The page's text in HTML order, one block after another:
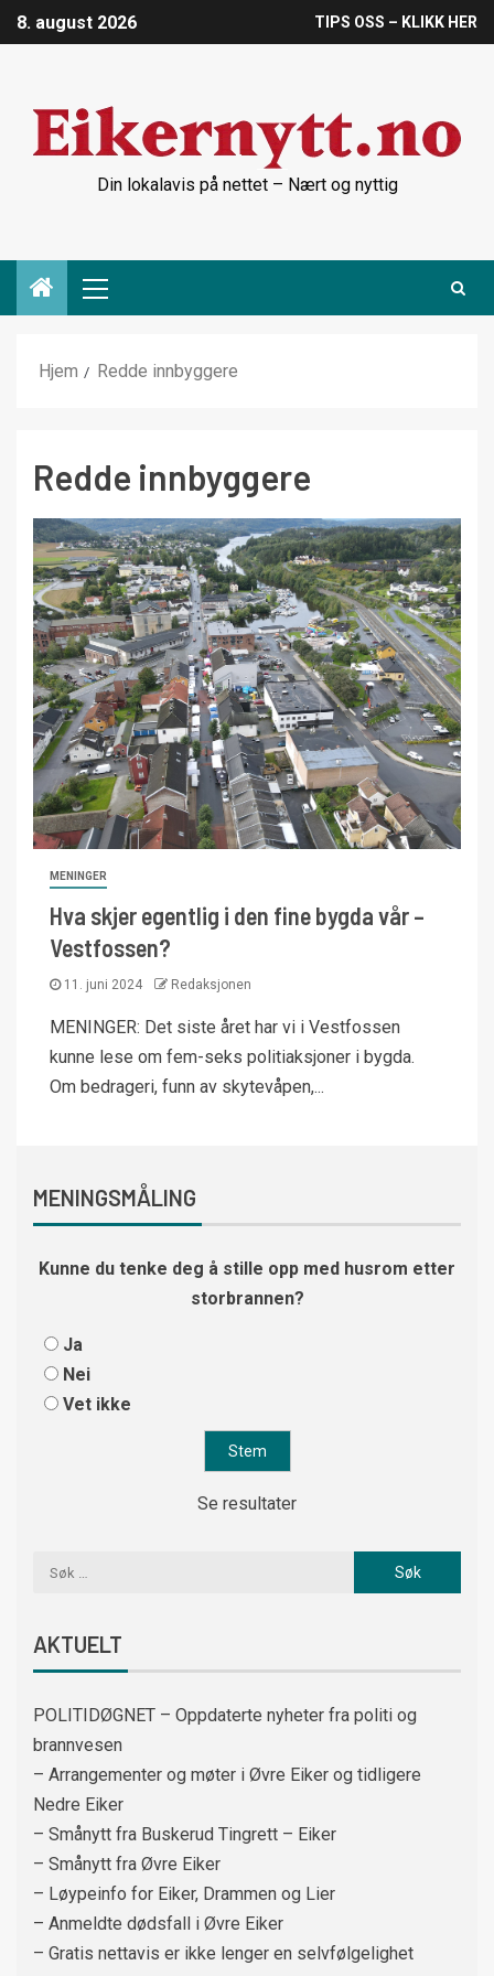
8. august 2026 TIPS OSS – KLIKK HER
Din lokalavis på nettet – Nært og nyttig
Hjem Redde innbyggere
Redde innbyggere
MENINGER
Hva skjer egentlig i den fine bygda vår –
Vestfossen?
11. juni 2024 Redaksjonen
MENINGER: Det siste året har vi i Vestfossen
kunne lese om fem-seks politiaksjoner i bygda.
Om bedrageri, funn av skytevåpen,...
MENINGSMÅLING
Kunne du tenke deg å stille opp med husrom etter
storbrannen?
Ja
Nei
Vet ikke
Se resultater
AKTUELT
POLITIDØGNET – Oppdaterte nyheter fra politi og
brannvesen
– Arrangementer og møter i Øvre Eiker og tidligere
Nedre Eiker
– Smånytt fra Buskerud Tingrett – Eiker
– Smånytt fra Øvre Eiker
– Løypeinfo for Eiker, Drammen og Lier
– Anmeldte dødsfall i Øvre Eiker
– Gratis nettavis er ikke lenger en selvfølgelighet